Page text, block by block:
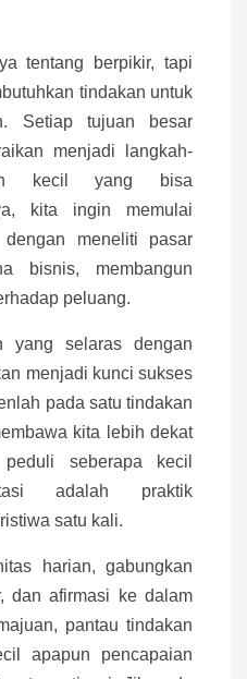
tentang berpikir, tapi
tindakan untuk
Setiap tujuan besar
menjadi langkah-
kecil yang bisa
kita ingin memulai
meneliti pasar
bisnis, membangun
peluang.
yang selaras dengan
menjadi kunci sukses
pada satu tindakan
kita lebih dekat
seberapa kecil
adalah praktik
satu kali.
harian, gabungkan
dan afirmasi ke dalam
pantau tindakan
apapun pencapaian